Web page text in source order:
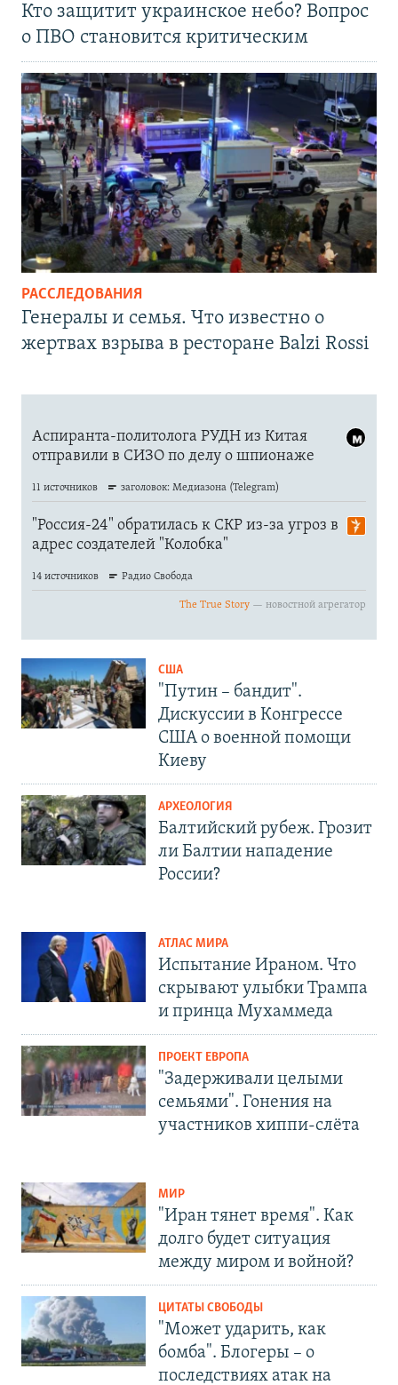
Кто защитит украинское небо? Вопрос
о ПВО становится критическим
РАССЛЕДОВАНИЯ
Генералы и семья. Что известно о
жертвах взрыва в ресторане Balzi Rossi
США
"Путин – бандит".
Дискуссии в Конгрессе
США о военной помощи
Киеву
АРХЕОЛОГИЯ
Балтийский рубеж. Грозит
ли Балтии нападение
России?
АТЛАС МИРА
Испытание Ираном. Что
скрывают улыбки Трампа
и принца Мухаммеда
ПРОЕКТ ЕВРОПА
"Задерживали целыми
семьями". Гонения на
участников хиппи-слёта
МИР
"Иран тянет время". Как
долго будет ситуация
между миром и войной?
ЦИТАТЫ СВОБОДЫ
"Может ударить, как
бомба". Блогеры – о
последствиях атак на